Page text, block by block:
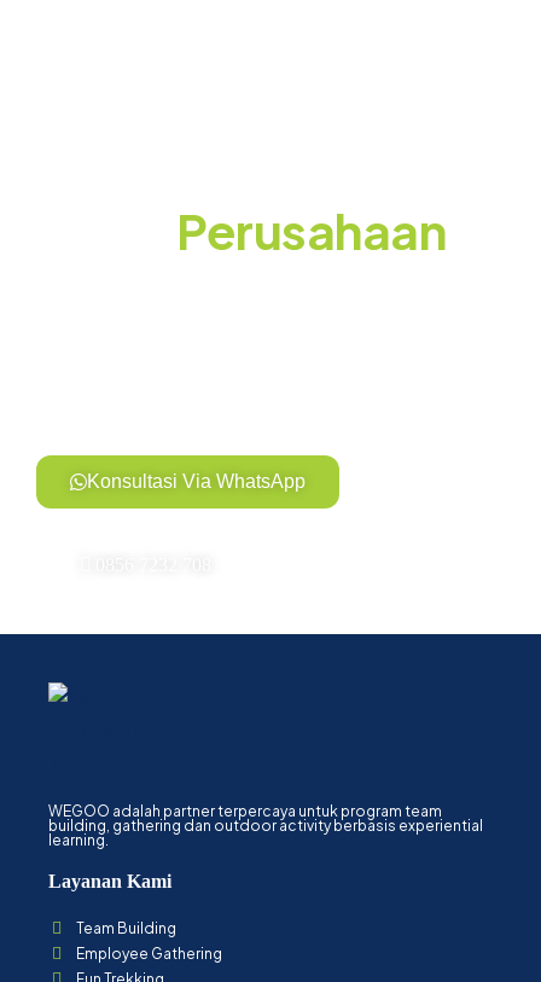
Perusahaan
Konsultasi Via WhatsApp
WEGOO adalah partner terpercaya untuk program team
building, gathering dan outdoor activity berbasis experiential
learning.
Layanan Kami
Team Building
Employee Gathering
Fun Trekking